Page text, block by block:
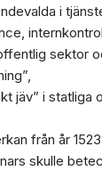
i
sektor
jäv” i statliga
från år
skulle